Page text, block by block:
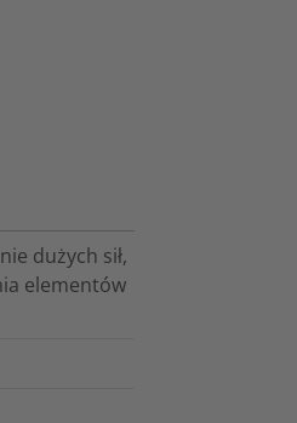
dużych sił,
elementów